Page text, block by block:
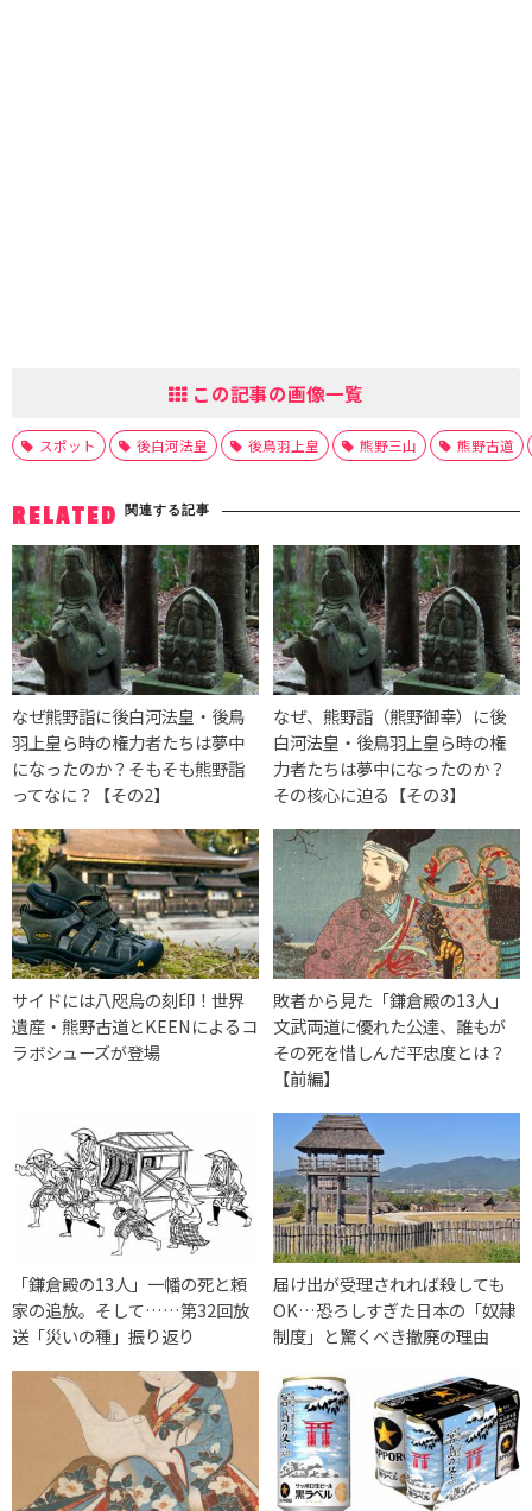
この記事の画像一覧
スポット 後白河法皇 後鳥羽上皇 熊野三山 熊野古道
RELATED 関連する記事
なぜ熊野詣に後白河法皇・後鳥
羽上皇ら時の権力者たちは夢中
になったのか？そもそも熊野詣
ってなに？【その2】
なぜ、熊野詣（熊野御幸）に後
白河法皇・後鳥羽上皇ら時の権
力者たちは夢中になったのか？
その核心に迫る【その3】
サイドには八咫烏の刻印！世界
遺産・熊野古道とKEENによるコ
ラボシューズが登場
敗者から見た「鎌倉殿の13人」
文武両道に優れた公達、誰もが
その死を惜しんだ平忠度とは？
【前編】
「鎌倉殿の13人」一幡の死と頼
家の追放。そして……第32回放
送「災いの種」振り返り
届け出が受理されれば殺しても
OK…恐ろしすぎた日本の「奴隷
制度」と驚くべき撤廃の理由